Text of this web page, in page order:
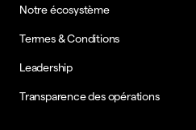
Notre écosystème
Termes & Conditions
Leadership
Transparence des opérations